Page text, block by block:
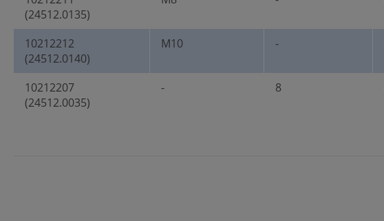
(24512.0135)
10212212
(24512.0140)
M10 -
10212207
(24512.0035)
- 8